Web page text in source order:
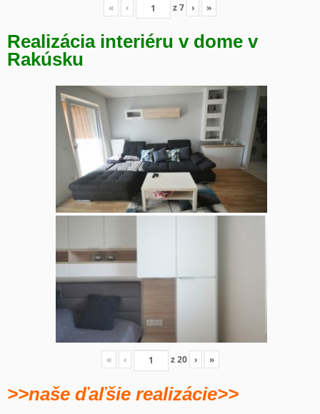
« ‹ z7 › »
Realizácia interiéru v dome v
Rakúsku
« ‹ z20 › »
>>naše ďaľšie realizácie>>